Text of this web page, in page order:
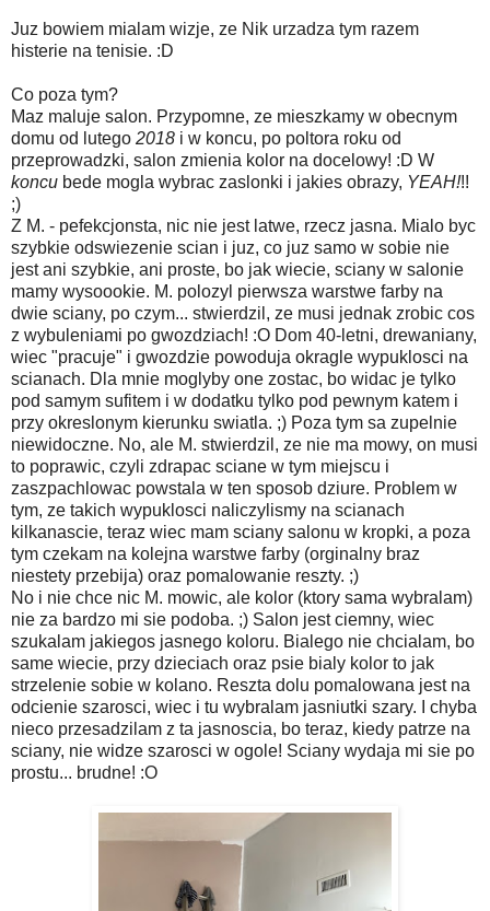
Juz bowiem mialam wizje, ze Nik urzadza tym razem
histerie na tenisie. :D
Co poza tym?
Maz maluje salon. Przypomne, ze mieszkamy w obecnym
domu od lutego 2018 i w koncu, po poltora roku od
przeprowadzki, salon zmienia kolor na docelowy! :D W
koncu bede mogla wybrac zaslonki i jakies obrazy, YEAH!!!
;)
Z M. - pefekcjonsta, nic nie jest latwe, rzecz jasna. Mialo byc
szybkie odswiezenie scian i juz, co juz samo w sobie nie
jest ani szybkie, ani proste, bo jak wiecie, sciany w salonie
mamy wysoookie. M. polozyl pierwsza warstwe farby na
dwie sciany, po czym... stwierdzil, ze musi jednak zrobic cos
z wybuleniami po gwozdziach! :O Dom 40-letni, drewaniany,
wiec "pracuje" i gwozdzie powoduja okragle wypuklosci na
scianach. Dla mnie moglyby one zostac, bo widac je tylko
pod samym sufitem i w dodatku tylko pod pewnym katem i
przy okreslonym kierunku swiatla. ;) Poza tym sa zupelnie
niewidoczne. No, ale M. stwierdzil, ze nie ma mowy, on musi
to poprawic, czyli zdrapac sciane w tym miejscu i
zaszpachlowac powstala w ten sposob dziure. Problem w
tym, ze takich wypuklosci naliczylismy na scianach
kilkanascie, teraz wiec mam sciany salonu w kropki, a poza
tym czekam na kolejna warstwe farby (orginalny braz
niestety przebija) oraz pomalowanie reszty. ;)
No i nie chce nic M. mowic, ale kolor (ktory sama wybralam)
nie za bardzo mi sie podoba. ;) Salon jest ciemny, wiec
szukalam jakiegos jasnego koloru. Bialego nie chcialam, bo
same wiecie, przy dzieciach oraz psie bialy kolor to jak
strzelenie sobie w kolano. Reszta dolu pomalowana jest na
odcienie szarosci, wiec i tu wybralam jasniutki szary. I chyba
nieco przesadzilam z ta jasnoscia, bo teraz, kiedy patrze na
sciany, nie widze szarosci w ogole! Sciany wydaja mi sie po
prostu... brudne! :O